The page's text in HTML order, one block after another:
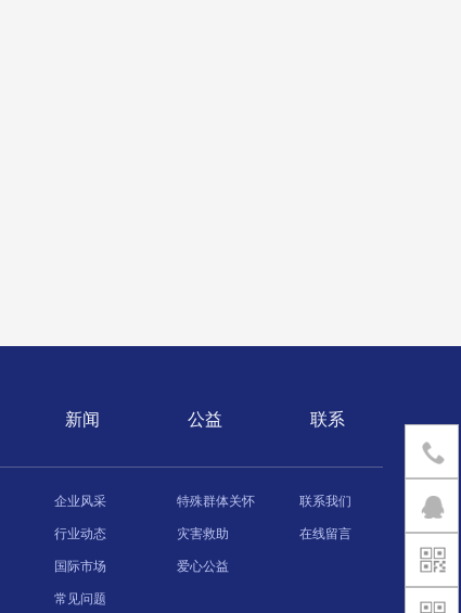
新闻
企业风采
行业动态
国际市场
常见问题
公益
特殊群体关怀
灾害救助
爱心公益
联系
联系我们
在线留言